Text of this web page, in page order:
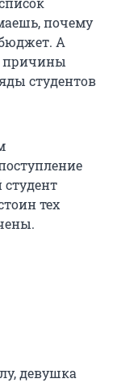
почему
А
причины
студентов
тех
девушка